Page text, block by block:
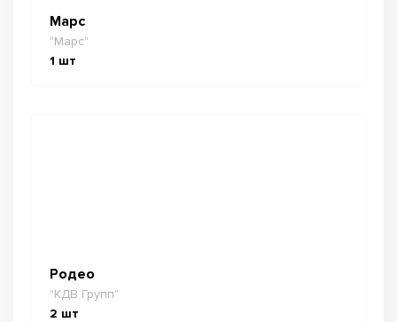
Марс
"Марс"
1 шт
Родео
"КДВ Групп"
2 шт